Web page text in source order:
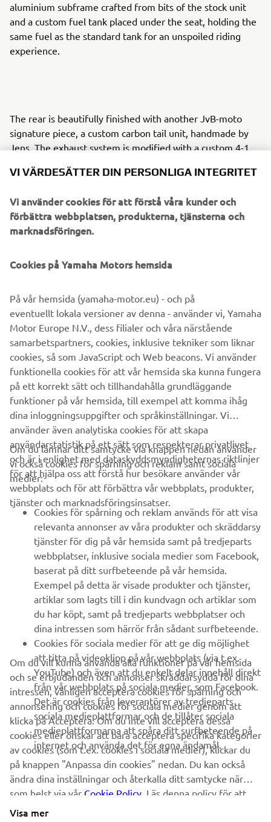
aluminium subframe crafted from bits of the stock unit
and a custom fuel tank placed under the seat, holding the
same fuel as the standard tank for an unspoiled riding
experience.
The rear is beautifully finished with another JvB-moto
signature piece, a custom carbon tail unit, handmade by
Jens. The exhaust system is modified with a custom 4-1
Reflecting the history of the bike, and of Yamaha, JvB-
Yamaha’s 1985 GP team for real authenticity.
FÖRETAG
B2B
UTFORSKA YAMAHA
FAQ & SUPPORT
NYHETSBREV
Bli först att ta del av de senaste erbjudandena, evenemangen,
nyheterna och mycket mer
PRENUMERERA
Läs vår integritetspolicy för att ta reda på hur vi behandlar dina
personuppgifter:
Integritetspolicy
Sweden (Swedish)
VI VÄRDESÄTTER DIN PERSONLIGA INTEGRITET
Vi använder cookies för att förstå våra kunder och
förbättra webbplatsen, produkterna, tjänsterna och
marknadsföringen.
Cookies på Yamaha Motors hemsida
På vår hemsida (yamaha-motor.eu) - och på
eventuellt lokala versioner av denna - använder vi, Yamaha
Motor Europe N.V., dess filialer och våra närstående
samarbetspartners, cookies, inklusive tekniker som liknar
cookies, så som JavaScript och Web beacons. Vi använder
funktionella cookies för att vår hemsida ska kunna fungera
på ett korrekt sätt och tillhandahålla grundläggande
funktioner på vår hemsida, till exempel att komma ihåg
dina inloggningsuppgifter och språkinställningar. Vi
använder även analytiska cookies för att skapa
användarstatistik på ett sätt som respekterar privatlivet
och är i enlighet med dataskyddsmyndigheternas riktlinjer
för att hjälpa oss att förstå hur besökare använder vår
webbplats och för att förbättra vår webbplats, produkter,
tjänster och marknadsföringsinsatser.
Om du lämnar ditt samtycke via knappen nedan använder
vi också cookies för spårning och reklam samt sociala
medier:
Cookies för spårning och reklam används för att visa
relevanta annonser av våra produkter och skräddarsy
tjänster för dig på vår hemsida samt på tredjeparts
webbplatser, inklusive sociala medier som Facebook,
baserat på ditt surfbeteende på vår hemsida.
Exempel på detta är visade produkter och tjänster,
artiklar som lagts till i din kundvagn och artiklar som
du har köpt, samt på tredjeparts webbplatser och
dina intressen som härrör från sådant surfbeteende.
Cookies för sociala medier för att ge dig möjlighet
att titta på videoklipp på vår webbplats (via t.ex.
YouTube) och även att du enkelt delar innehåll direkt
från vår webbplats på sociala medier, som Facebook.
Det är cookies från leverantörer av tredjeparts
sociala medieplattformar och de tillåter sociala
medieplattformarna att spåra ditt surfbeteende på
internet och använda det för egna ändamål.
Om du vill kunna använda alla funktioner på vår hemsida
och se erbjudanden och annonser skräddarsydda för dina
intressen, vänligen acceptera cookies för spårning och
annonsering och cookies för sociala medier genom att
klicka på Acceptera. Om du inte vill acceptera dessa
cookies eller önskar att bara acceptera specifika kategorier
av cookies (som t.ex. cookies i sociala medier), klickar du
på knappen "Anpassa din cookies" nedan. Du kan också
ändra dina inställningar och återkalla ditt samtycke när
som helst via vår Cookie Policy . Läs denna policy för att
lära dig mer om de cookies vi använder och hur
Visa mer